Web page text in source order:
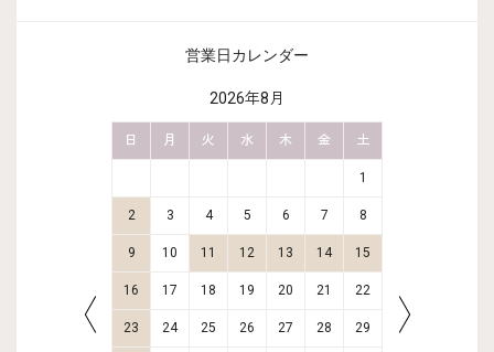
営業日カレンダー
2026年8月
日 月 火 水 木 金 土
1
2 3 4 5 6 7 8
9 10 11 12 13 14 15
16 17 18 19 20 21 22
23 24 25 26 27 28 29